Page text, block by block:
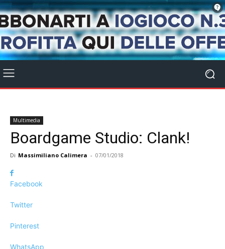
Multimedia
Boardgame Studio: Clank!
Di Massimiliano Calimera - 07/01/2018
Facebook
Twitter
Pinterest
WhatsApp